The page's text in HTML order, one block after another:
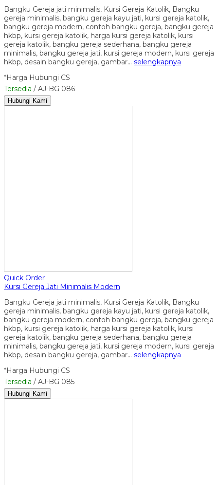
Bangku Gereja jati minimalis, Kursi Gereja Katolik, Bangku
gereja minimalis, bangku gereja kayu jati, kursi gereja katolik,
bangku gereja modern, contoh bangku gereja, bangku gereja
hkbp, kursi gereja katolik, harga kursi gereja katolik, kursi
gereja katolik, bangku gereja sederhana, bangku gereja
minimalis, bangku gereja jati, kursi gereja modern, kursi gereja
hkbp, desain bangku gereja, gambar… selengkapnya
*Harga Hubungi CS
Tersedia / AJ-BG 086
Hubungi Kami
Quick Order
Kursi Gereja Jati Minimalis Modern
Bangku Gereja jati minimalis, Kursi Gereja Katolik, Bangku
gereja minimalis, bangku gereja kayu jati, kursi gereja katolik,
bangku gereja modern, contoh bangku gereja, bangku gereja
hkbp, kursi gereja katolik, harga kursi gereja katolik, kursi
gereja katolik, bangku gereja sederhana, bangku gereja
minimalis, bangku gereja jati, kursi gereja modern, kursi gereja
hkbp, desain bangku gereja, gambar… selengkapnya
*Harga Hubungi CS
Tersedia / AJ-BG 085
Hubungi Kami